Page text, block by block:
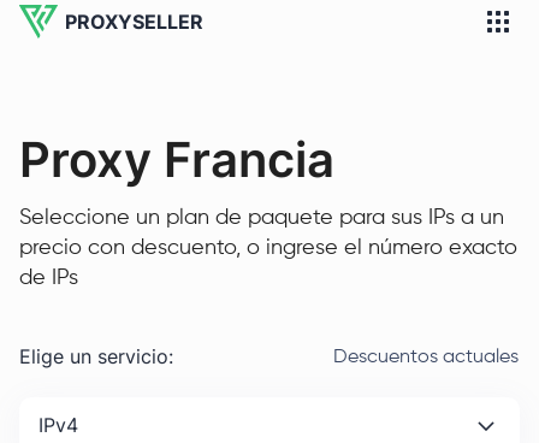
PROXYSELLER
Proxy Francia
Seleccione un plan de paquete para sus IPs a un
precio con descuento, o ingrese el número exacto
de IPs
Elige un servicio: Descuentos actuales
IPv4